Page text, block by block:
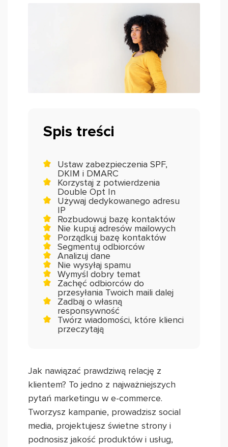
Spis treści
Ustaw zabezpieczenia SPF,
DKIM i DMARC
Korzystaj z potwierdzenia
Double Opt In
Używaj dedykowanego adresu
IP
Rozbudowuj bazę kontaktów
Nie kupuj adresów mailowych
Porządkuj bazę kontaktów
Segmentuj odbiorców
Analizuj dane
Nie wysyłaj spamu
Wymyśl dobry temat
Zachęć odbiorców do
przesyłania Twoich maili dalej
Zadbaj o własną
responsywność
Twórz wiadomości, które klienci
przeczytają
Jak nawiązać prawdziwą relację z
klientem? To jedno z najważniejszych
pytań marketingu w e-commerce.
Tworzysz kampanie, prowadzisz social
media, projektujesz świetne strony i
podnosisz jakość produktów i usług,